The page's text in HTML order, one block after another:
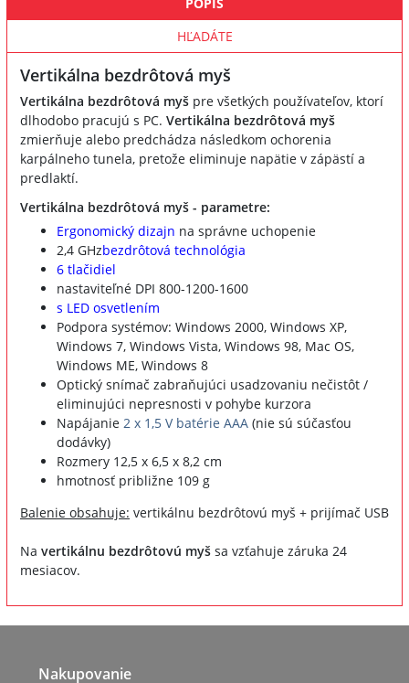
HĽADÁTE
Vertikálna bezdrôtová myš
Vertikálna bezdrôtová myš pre všetkých používateľov, ktorí
dlhodobo pracujú s PC. Vertikálna bezdrôtová myš
zmierňuje alebo predchádza následkom ochorenia
karpálneho tunela, pretože eliminuje napätie v zápästí a
predlaktí.
Vertikálna bezdrôtová myš - parametre:
Ergonomický dizajn na správne uchopenie
2,4 GHzbezdrôtová technológia
6 tlačidiel
nastaviteľné DPI 800-1200-1600
s LED osvetlením
Podpora systémov: Windows 2000, Windows XP,
Windows 7, Windows Vista, Windows 98, Mac OS,
Windows ME, Windows 8
Optický snímač zabraňujúci usadzovaniu nečistôt /
eliminujúci nepresnosti v pohybe kurzora
Napájanie 2 x 1,5 V batérie AAA (nie sú súčasťou
dodávky)
Rozmery 12,5 x 6,5 x 8,2 cm
hmotnosť približne 109 g
Balenie obsahuje: vertikálnu bezdrôtovú myš + prijímač USB
Na vertikálnu bezdrôtovú myš sa vzťahuje záruka 24
mesiacov.
Nakupovanie